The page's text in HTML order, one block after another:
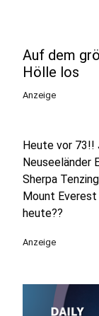
Auf dem
Hölle los
Anzeige
Heute vor 73!!
Neuseeländer
Sherpa
Mount Everest
heute??
Anzeige